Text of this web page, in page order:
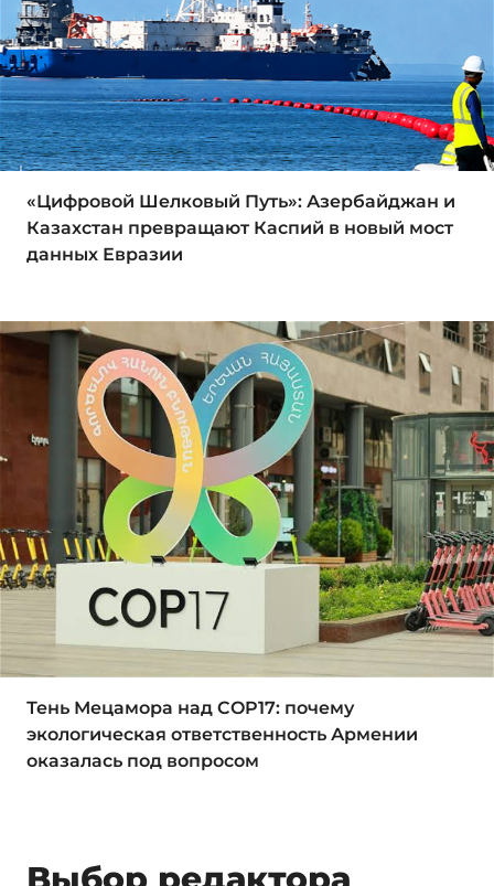
«Цифровой Шелковый Путь»: Азербайджан и
Казахстан превращают Каспий в новый мост
данных Евразии
Тень Мецамора над COP17: почему
экологическая ответственность Армении
оказалась под вопросом